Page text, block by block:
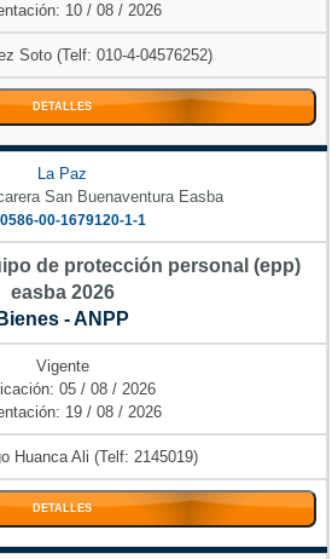
10 / 08 / 2026
Soto (Telf: 010-4-04576252)
DETALLES
La Paz
San Buenaventura Easba
00-1679120-1-1
de protección personal (epp)
easba 2026
Bienes - ANPP
Vigente
05 / 08 / 2026
19 / 08 / 2026
Huanca Ali (Telf: 2145019)
DETALLES